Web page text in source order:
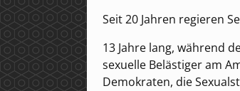
Seit 20 Jahren regieren
13 Jahre lang, während
sexuelle Belästiger am
Demokraten, die